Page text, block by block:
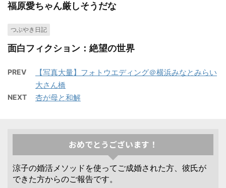
福原愛ちゃん厳しそうだな
つぶやき日記
面白フィクション：絶望の世界
PREV
【写真大量】フォトウエディング＠横浜みなとみらい
大さん橋
NEXT 杏が母と和解
おめでとうございます！
涼子の婚活メソッドを使ってご成婚された方、彼氏が
できた方からのご報告です。